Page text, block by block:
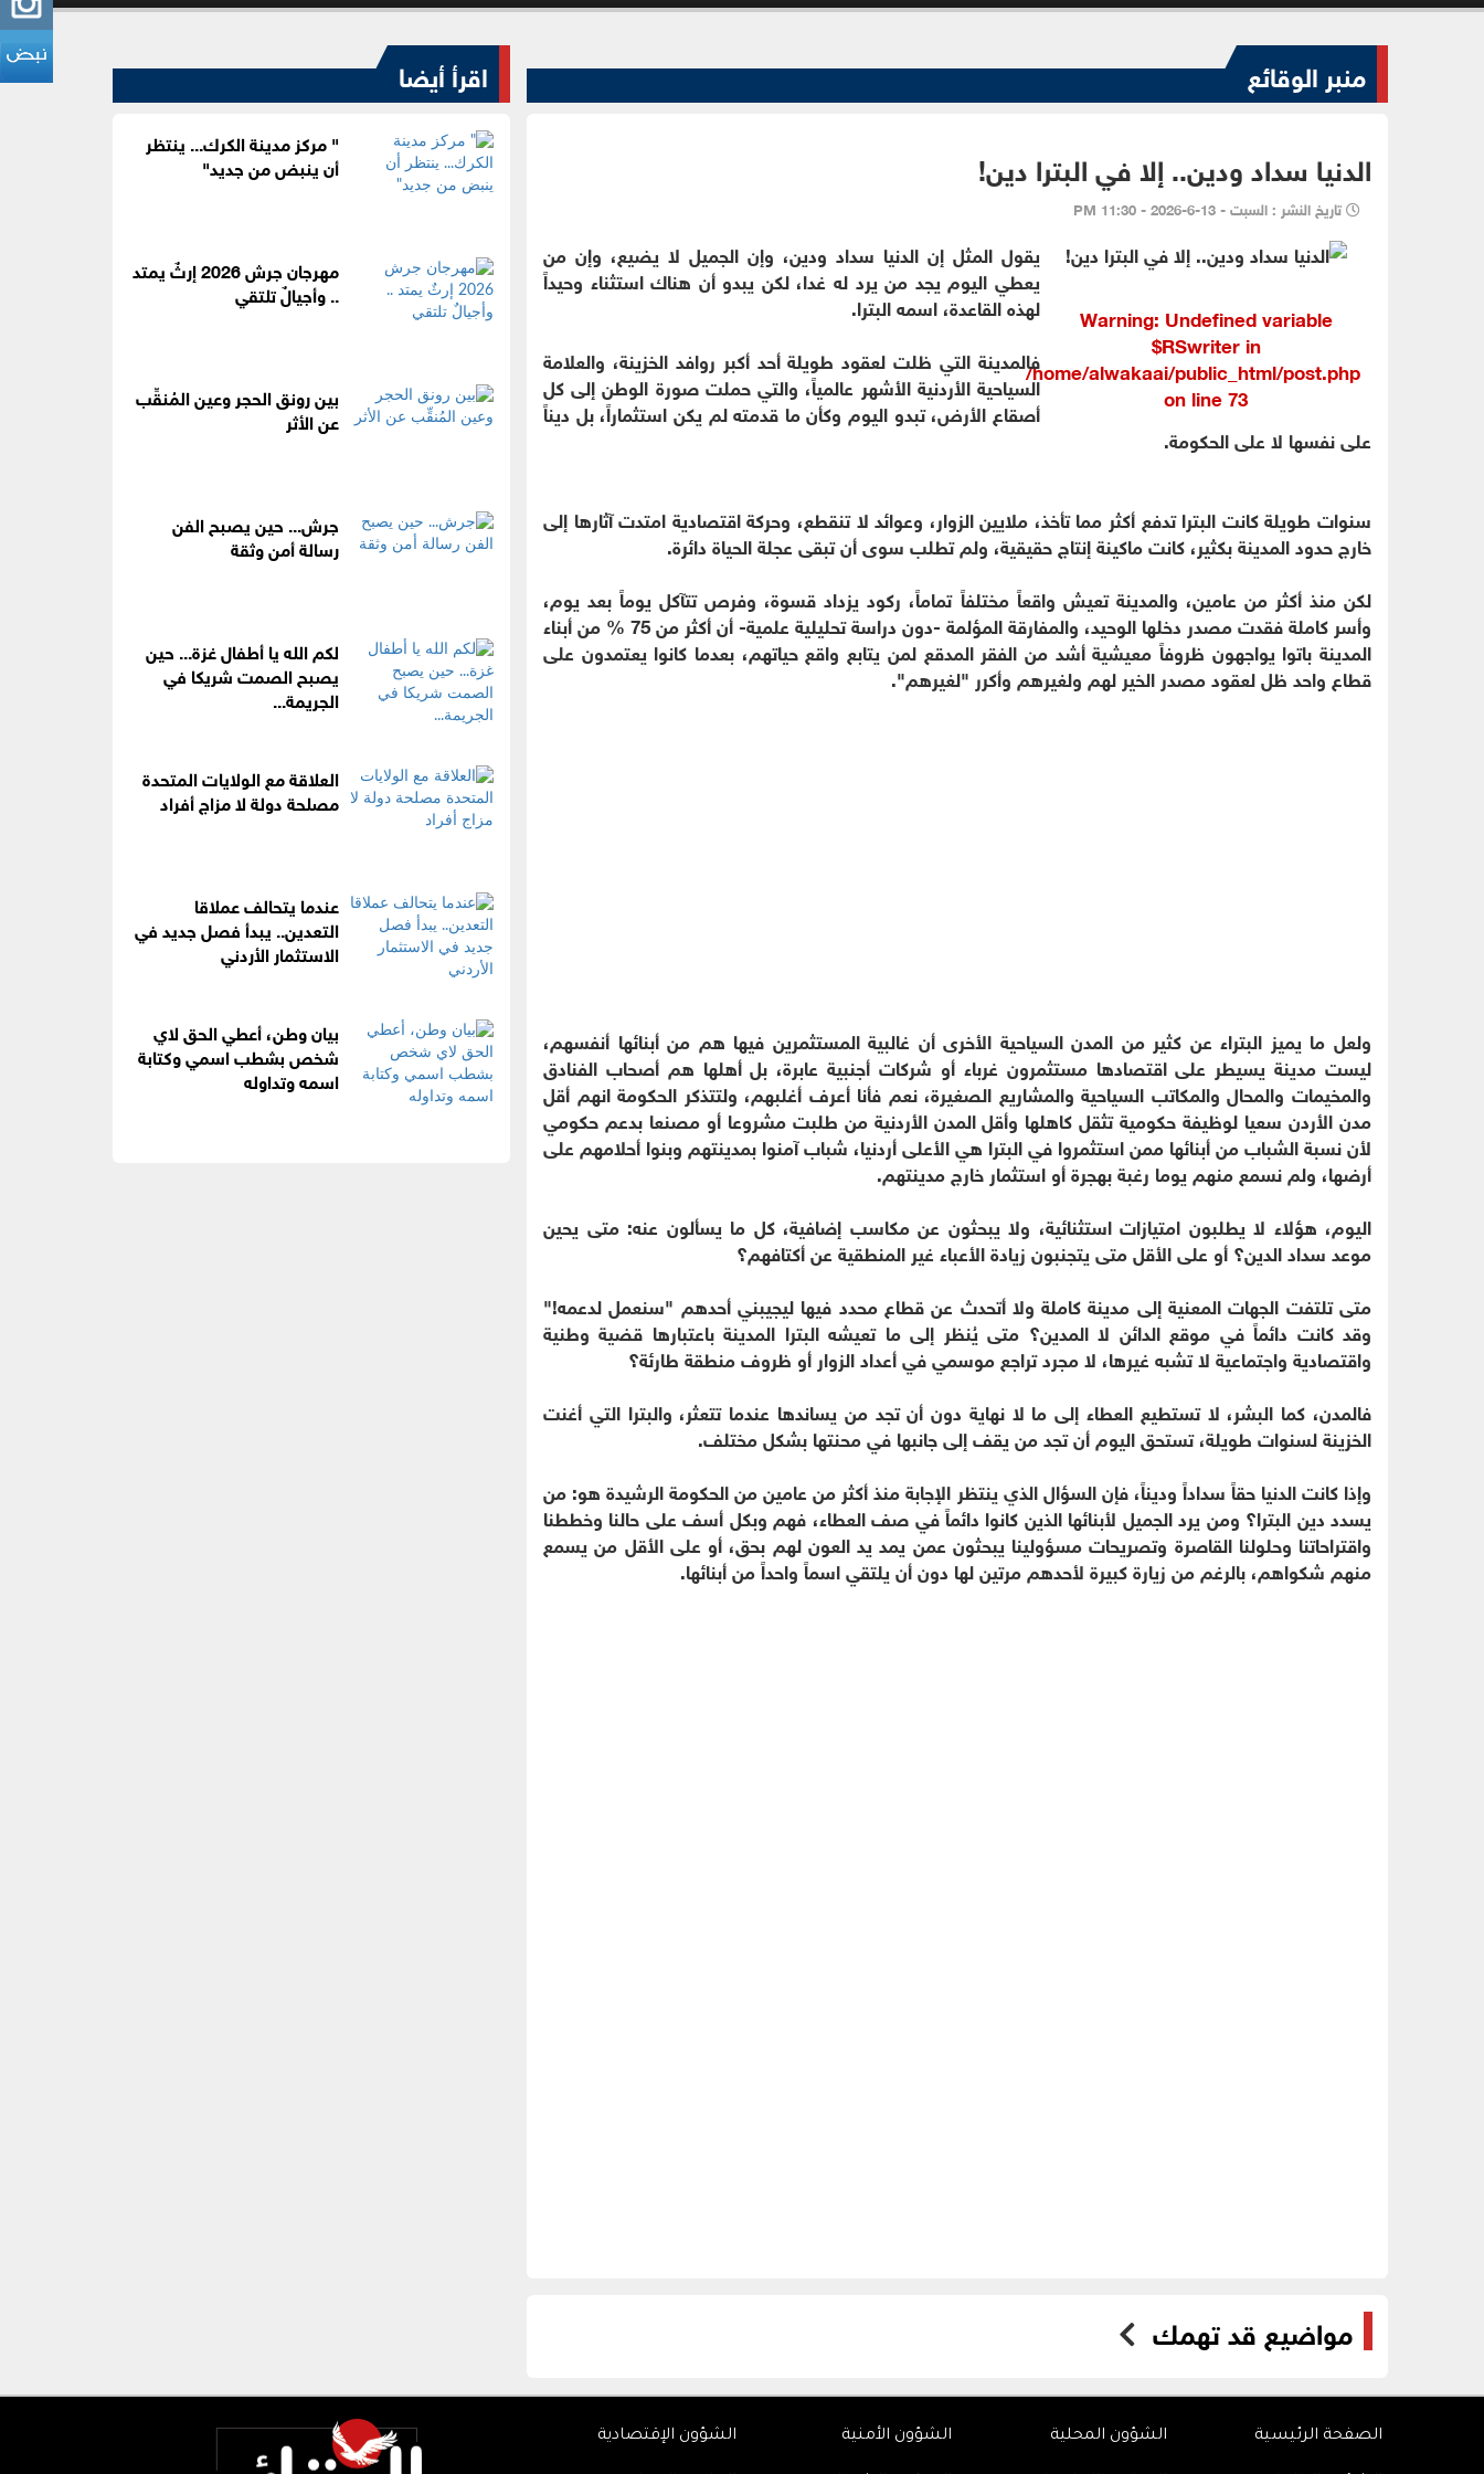
منبر الوقائع
الدنيا سداد ودين.. إلا في البترا دين!
تاريخ النشر : السبت - 13-6-2026 - 11:30 PM
Warning: Undefined variable
$RSwriter in
/home/alwakaai/public_html/post.php
on line73
يقول المثل إن الدنيا سداد ودين، وإن الجميل لا يضيع، وإن من
يعطي اليوم يجد من يرد له غدا، لكن يبدو أن هناك استثناء وحيداً
لهذه القاعدة، اسمه البترا.
فالمدينة التي ظلت لعقود طويلة أحد أكبر روافد الخزينة، والعلامة
السياحية الأردنية الأشهر عالمياً، والتي حملت صورة الوطن إلى كل
أصقاع الأرض، تبدو اليوم وكأن ما قدمته لم يكن استثماراً، بل ديناً
على نفسها لا على الحكومة.
سنوات طويلة كانت البترا تدفع أكثر مما تأخذ، ملايين الزوار، وعوائد لا تنقطع، وحركة اقتصادية امتدت آثارها إلى
خارج حدود المدينة بكثير، كانت ماكينة إنتاج حقيقية، ولم تطلب سوى أن تبقى عجلة الحياة دائرة.
لكن منذ أكثر من عامين، والمدينة تعيش واقعاً مختلفاً تماماً، ركود يزداد قسوة، وفرص تتآكل يوماً بعد يوم،
وأسر كاملة فقدت مصدر دخلها الوحيد، والمفارقة المؤلمة -دون دراسة تحليلية علمية- أن أكثر من 75 % من أبناء
المدينة باتوا يواجهون ظروفاً معيشية أشد من الفقر المدقع لمن يتابع واقع حياتهم، بعدما كانوا يعتمدون على
قطاع واحد ظل لعقود مصدر الخير لهم ولغيرهم وأكرر "لغيرهم".
ولعل ما يميز البتراء عن كثير من المدن السياحية الأخرى أن غالبية المستثمرين فيها هم من أبنائها أنفسهم،
ليست مدينة يسيطر على اقتصادها مستثمرون غرباء أو شركات أجنبية عابرة، بل أهلها هم أصحاب الفنادق
والمخيمات والمحال والمكاتب السياحية والمشاريع الصغيرة، نعم فأنا أعرف أغلبهم، ولتتذكر الحكومة انهم أقل
مدن الأردن سعيا لوظيفة حكومية تثقل كاهلها وأقل المدن الأردنية من طلبت مشروعا أو مصنعا بدعم حكومي
لأن نسبة الشباب من أبنائها ممن استثمروا في البترا هي الأعلى أردنيا، شباب آمنوا بمدينتهم وبنوا أحلامهم على
أرضها، ولم نسمع منهم يوما رغبة بهجرة أو استثمار خارج مدينتهم.
اليوم، هؤلاء لا يطلبون امتيازات استثنائية، ولا يبحثون عن مكاسب إضافية، كل ما يسألون عنه: متى يحين
موعد سداد الدين؟ أو على الأقل متى يتجنبون زيادة الأعباء غير المنطقية عن أكتافهم؟
متى تلتفت الجهات المعنية إلى مدينة كاملة ولا أتحدث عن قطاع محدد فيها ليجيبني أحدهم "سنعمل لدعمه!"
وقد كانت دائماً في موقع الدائن لا المدين؟ متى يُنظر إلى ما تعيشه البترا المدينة باعتبارها قضية وطنية
واقتصادية واجتماعية لا تشبه غيرها، لا مجرد تراجع موسمي في أعداد الزوار أو ظروف منطقة طارئة؟
فالمدن، كما البشر، لا تستطيع العطاء إلى ما لا نهاية دون أن تجد من يساندها عندما تتعثر، والبترا التي أغنت
الخزينة لسنوات طويلة، تستحق اليوم أن تجد من يقف إلى جانبها في محنتها بشكل مختلف.
وإذا كانت الدنيا حقاً سداداً وديناً، فإن السؤال الذي ينتظر الإجابة منذ أكثر من عامين من الحكومة الرشيدة هو: من
يسدد دين البترا؟ ومن يرد الجميل لأبنائها الذين كانوا دائماً في صف العطاء، فهم وبكل أسف على حالنا وخططنا
واقتراحاتنا وحلولنا القاصرة وتصريحات مسؤولينا يبحثون عمن يمد يد العون لهم بحق، أو على الأقل من يسمع
منهم شكواهم، بالرغم من زيارة كبيرة لأحدهم مرتين لها دون أن يلتقي اسماً واحداً من أبنائها.
مواضيع قد تهمك
اقرأ أيضا
" مركز مدينة الكرك... ينتظر
أن ينبض من جديد"
مهرجان جرش 2026 إرثٌ يمتد
.. وأجيالٌ تلتقي
بين رونق الحجر وعين المُنقِّب
عن الأثر
جرش... حين يصبح الفن
رسالة أمن وثقة
لكم الله يا أطفال غزة... حين
يصبح الصمت شريكا في
الجريمة...
العلاقة مع الولايات المتحدة
مصلحة دولة لا مزاج أفراد
عندما يتحالف عملاقا
التعدين.. يبدأ فصل جديد في
الاستثمار الأردني
بيان وطن، أعطي الحق لاي
شخص بشطب اسمي وكتابة
اسمه وتداوله
الصفحة الرئيسية الشؤون المحلية الشؤون الأمنية الشؤون الإقتصادية